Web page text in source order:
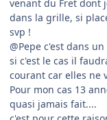
venant du Fret dont
dans la grille, si
svp !
@Pepe c'est dans
si c'est le cas il
courant car elles ne
Pour mon cas 13
quasi jamais fait....